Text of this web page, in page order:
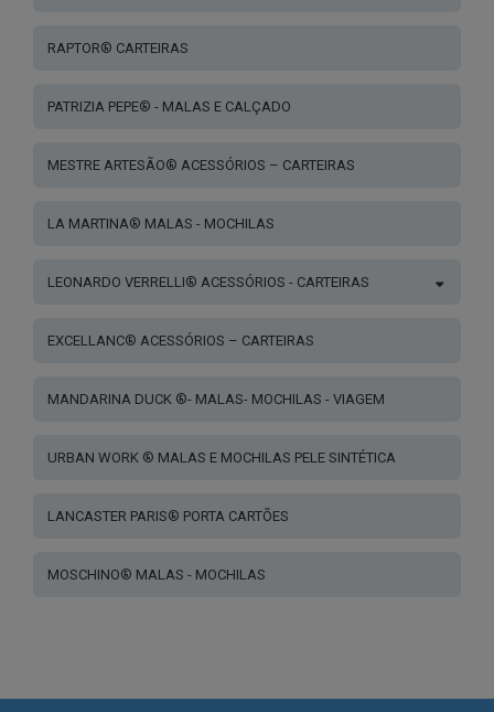
RAPTOR® CARTEIRAS
PATRIZIA PEPE® - MALAS E CALÇADO
MESTRE ARTESÃO® ACESSÓRIOS – CARTEIRAS
LA MARTINA® MALAS - MOCHILAS
LEONARDO VERRELLI® ACESSÓRIOS - CARTEIRAS
EXCELLANC® ACESSÓRIOS – CARTEIRAS
MANDARINA DUCK ®- MALAS- MOCHILAS - VIAGEM
URBAN WORK ® MALAS E MOCHILAS PELE SINTÉTICA
LANCASTER PARIS® PORTA CARTÕES
MOSCHINO® MALAS - MOCHILAS